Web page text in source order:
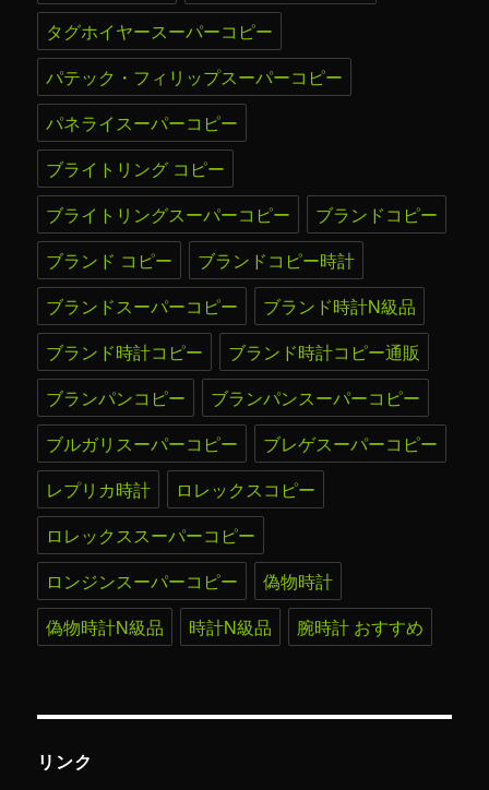
タグホイヤースーパーコピー
パテック・フィリップスーパーコピー
パネライスーパーコピー
ブライトリング コピー
ブライトリングスーパーコピー
ブランドコピー
ブランド コピー
ブランドコピー時計
ブランドスーパーコピー
ブランド時計N級品
ブランド時計コピー
ブランド時計コピー通販
ブランパンコピー
ブランパンスーパーコピー
ブルガリスーパーコピー
ブレゲスーパーコピー
レプリカ時計
ロレックスコピー
ロレックススーパーコピー
ロンジンスーパーコピー
偽物時計
偽物時計N級品
時計N級品 腕時計 おすすめ
リンク